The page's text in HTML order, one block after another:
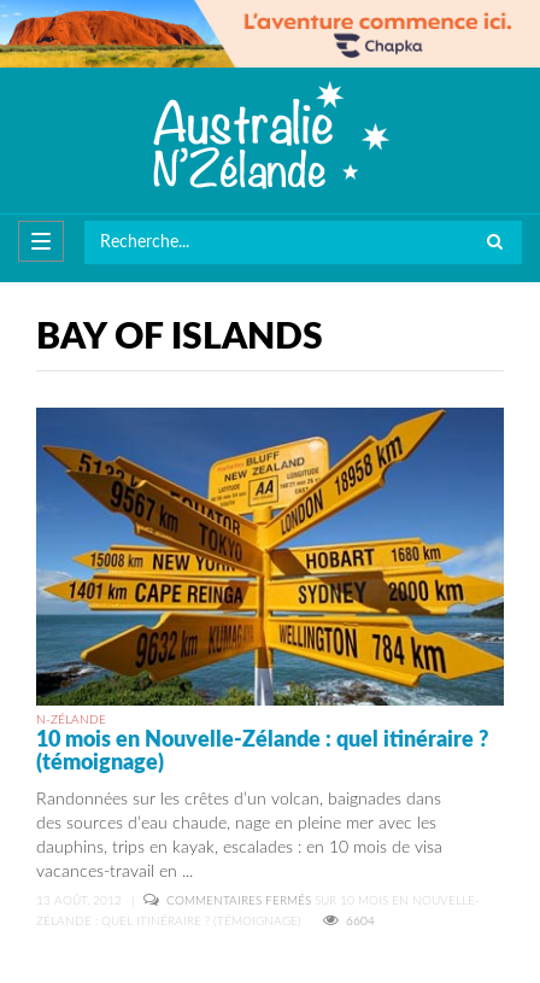
BAY OF ISLANDS
N-ZÉLANDE
10 mois en Nouvelle-Zélande : quel itinéraire ?
(témoignage)
Randonnées sur les crêtes d’un volcan, baignades dans
des sources d’eau chaude, nage en pleine mer avec les
dauphins, trips en kayak, escalades : en 10 mois de visa
vacances-travail en ...
13 AOÛT, 2012 COMMENTAIRES FERMÉS SUR 10 MOIS EN NOUVELLE-
ZÉLANDE : QUEL ITINÉRAIRE ? (TÉMOIGNAGE)
6604